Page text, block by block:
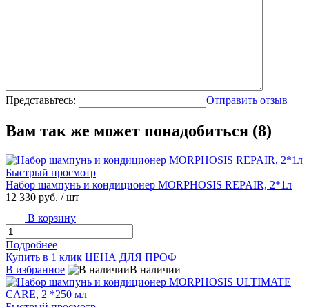
Представьтесь: Отправить отзыв
Вам так же может понадобиться (8)
Быстрый просмотр
Набор шампунь и кондиционер MORPHOSIS REPAIR, 2*1л
12 330 руб. / шт
В корзину
Подробнее
Купить в 1 клик ЦЕНА ДЛЯ ПРОФ
В избранное
В наличии